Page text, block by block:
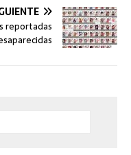
reportadas